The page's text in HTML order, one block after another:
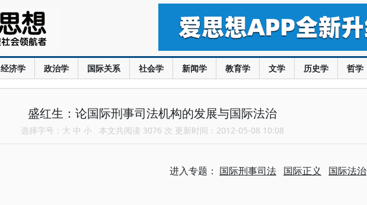
经济学 政治学 国际关系 社会学 新闻学 教育学 文学 历史学 哲学
盛红生：论国际刑事司法机构的发展与国际法治
选择字号： 大 中 小 本文共阅读 3076 次 更新时间：2012-05-08 10:08
进入专题： 国际刑事司法 国际正义 国际法治